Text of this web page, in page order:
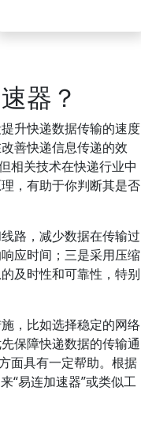
器？
升快递数据传输的速度
善快递信息传递的效
相关技术在快递行业中
，有助于你判断其是否
路，减少数据在传输过
应时间；三是采用压缩
及时性和可靠性，特别
，比如选择稳定的网络
保障快递数据的传输通
面具有一定帮助。根据
“易连加速器”或类似工